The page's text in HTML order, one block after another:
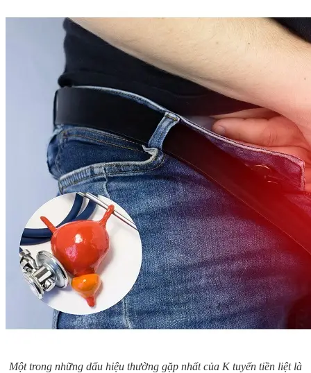
Một trong những dấu hiệu thường gặp nhất của K tuyến tiền liệt là